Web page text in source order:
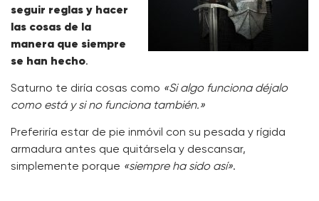
seguir reglas y hacer
las cosas de la
manera que siempre
se han hecho.
Saturno te diría cosas como «Si algo funciona déjalo
como está y si no funciona también.»
Preferiría estar de pie inmóvil con su pesada y rígida
armadura antes que quitársela y descansar,
simplemente porque «siempre ha sido así».